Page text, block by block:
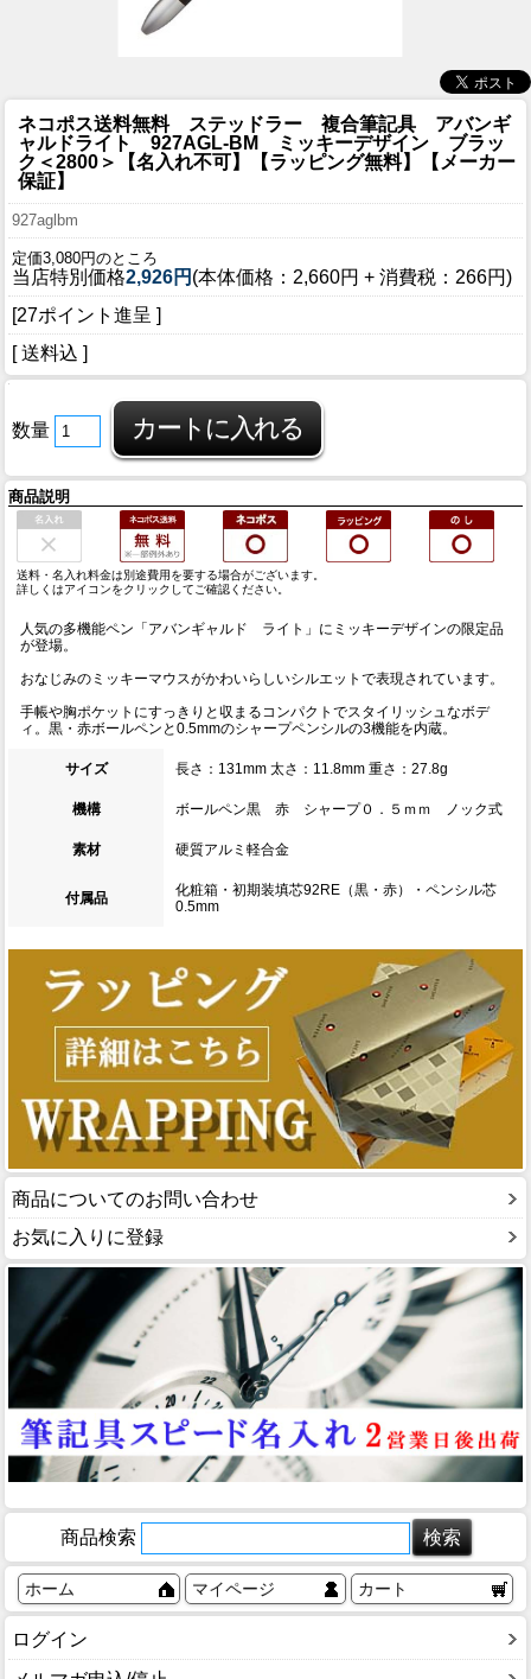
ネコポス送料無料 ステッドラー 複合筆記具 アバンギ
ャルドライト 927AGL-BM ミッキーデザイン ブラッ
ク＜2800＞【名入れ不可】【ラッピング無料】【メーカー
保証】
927aglbm
定価3,080円のところ
当店特別価格2,926円 (本体価格：2,660円 + 消費税：266円)
[27ポイント進呈 ]
[ 送料込 ]
数量
商品説明
送料・名入れ料金は別途費用を要する場合がございます。
詳しくはアイコンをクリックしてご確認ください。
人気の多機能ペン「アバンギャルド ライト」にミッキーデザインの限定品
が登場。
おなじみのミッキーマウスがかわいらしいシルエットで表現されています。
手帳や胸ポケットにすっきりと収まるコンパクトでスタイリッシュなボデ
ィ。黒・赤ボールペンと0.5mmのシャープペンシルの3機能を内蔵。
サイズ 長さ：131mm 太さ：11.8mm 重さ：27.8g
機構 ボールペン黒 赤 シャープ０．５ｍｍ ノック式
素材 硬質アルミ軽合金
付属品
化粧箱・初期装填芯92RE（黒・赤）・ペンシル芯
0.5mm
商品についてのお問い合わせ
お気に入りに登録
商品検索
ホーム マイページ カート
ログイン